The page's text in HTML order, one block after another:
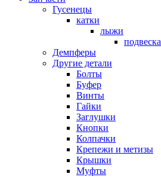
Гусенецы
катки
лыжи
подвеска
Демпферы
Другие детали
Болты
Буфер
Винты
Гайки
Заглушки
Кнопки
Колпачки
Крепежи и метизы
Крышки
Муфты